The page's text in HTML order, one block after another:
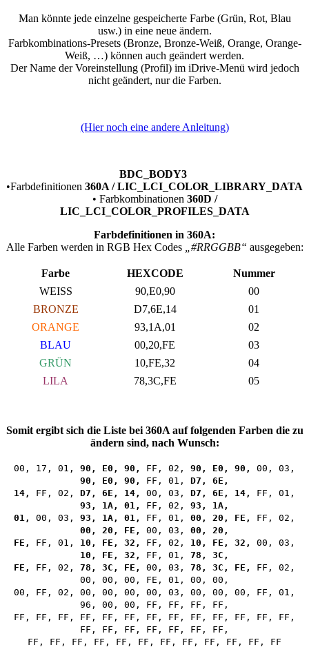
Man könnte jede einzelne gespeicherte Farbe (Grün, Rot, Blau
usw.) in eine neue ändern.
Farbkombinations-Presets (Bronze, Bronze-Weiß, Orange, Orange-
Weiß, …) können auch geändert werden.
Der Name der Voreinstellung (Profil) im iDrive-Menü wird jedoch
nicht geändert, nur die Farben.
(Hier noch eine andere Anleitung)
BDC_BODY3
•Farbdefinitionen 360A / LIC_LCI_COLOR_LIBRARY_DATA
• Farbkombinationen 360D /
LIC_LCI_COLOR_PROFILES_DATA
Farbdefinitionen in 360A:
Alle Farben werden in RGB Hex Codes
„#RRGGBB“ ausgegeben:
Farbe HEXCODE
Nummer
WEISS
90,E0,90
00
BRONZE
D7,6E,14
01
ORANGE
93,1A,01
02
BLAU
00,20,FE
03
GRÜN
10,FE,32
04
LILA
78,3C,FE 05
Somit ergibt sich die Liste bei 360A auf folgenden Farben die zu
ändern sind, nach Wunsch:
00, 17, 01, 90, E0, 90, FF, 02, 90, E0, 90,
00, 03,
90, E0, 90,
FF, 01, D7, 6E,
14,
FF, 02, D7, 6E, 14, 00, 03, D7, 6E, 14,
FF, 01,
93, 1A, 01,
FF, 02, 93, 1A,
01,
00, 03, 93, 1A, 01, FF, 01, 00, 20, FE,
FF, 02,
00, 20, FE,
00, 03, 00, 20,
FE,
FF, 01, 10, FE, 32, FF, 02, 10, FE, 32,
00, 03,
10, FE, 32,
FF, 01, 78, 3C,
FE,
FF, 02, 78, 3C, FE, 00, 03, 78, 3C, FE,
FF, 02,
00, 00, 00, FE, 01, 00, 00,
00, FF, 02, 00, 00, 00, 00, 03, 00, 00, 00, FF, 01,
96, 00, 00, FF, FF, FF, FF,
FF, FF, FF, FF, FF, FF, FF, FF, FF, FF, FF, FF, FF,
FF, FF, FF, FF, FF, FF, FF,
FF, FF, FF, FF, FF, FF, FF, FF, FF, FF, FF, FF